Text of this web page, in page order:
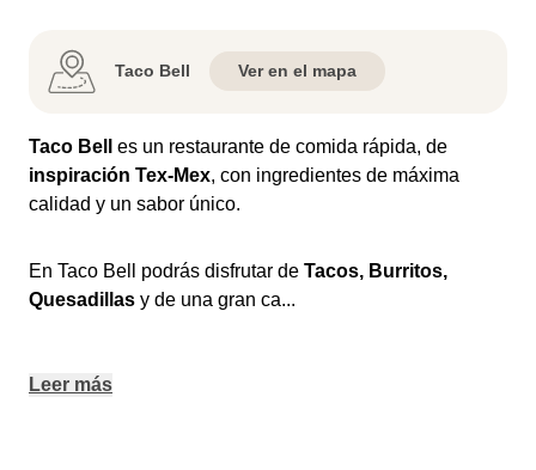
Taco Bell Ver en el mapa
Taco Bell
es un restaurante de comida rápida, de
inspiración Tex-Mex, con ingredientes de máxima
calidad y un sabor único.
En Taco Bell podrás disfrutar de Tacos, Burritos,
Quesadillas y de una gran ca...
Leer más